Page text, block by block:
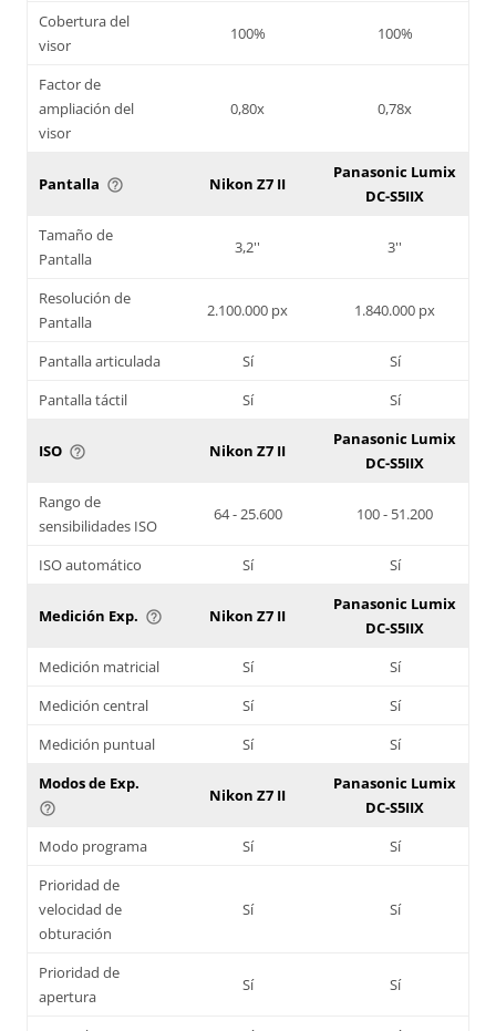
Cobertura del
visor
100% 100%
Factor de
ampliación del
visor
0,80x 0,78x
Pantalla help_outline Nikon Z7 II
Panasonic Lumix
DC-S5IIX
Tamaño de
Pantalla
3,2'' 3''
Resolución de
Pantalla
2.100.000 px 1.840.000 px
Pantalla articulada Sí
Sí
Pantalla táctil
Sí Sí
ISO help_outline Nikon Z7 II
Panasonic Lumix
DC-S5IIX
Rango de
sensibilidades ISO
64 - 25.600 100 - 51.200
ISO automático Sí Sí
Medición Exp. help_outline Nikon Z7 II
Panasonic Lumix
DC-S5IIX
Medición matricial
Sí
Sí
Medición central
Sí
Sí
Medición puntual
Sí
Sí
Modos de Exp.
help_outline
Nikon Z7 II
Panasonic Lumix
DC-S5IIX
Modo programa
Sí
Sí
Prioridad de
velocidad de
obturación
Sí Sí
Prioridad de
apertura
Sí Sí